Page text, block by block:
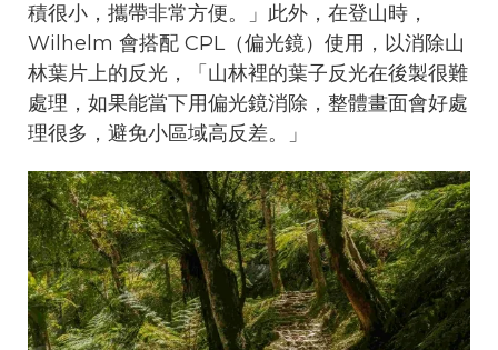
積很小，攜帶非常方便。」此外，在登山時，
Wilhelm 會搭配 CPL（偏光鏡）使用，以消除山
林葉片上的反光，「山林裡的葉子反光在後製很難
處理，如果能當下用偏光鏡消除，整體畫面會好處
理很多，避免小區域高反差。」